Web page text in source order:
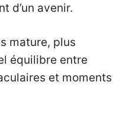
d’un avenir.
mature, plus
équilibre entre
et moments